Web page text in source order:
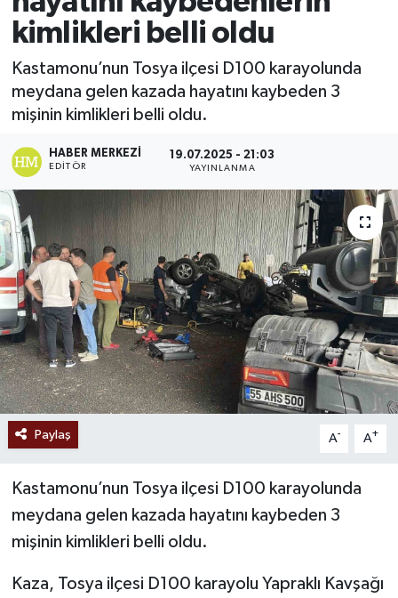
kimlikleri belli oldu
Kastamonu’nun Tosya ilçesi D100 karayolunda
meydana gelen kazada hayatını kaybeden 3
mişinin kimlikleri belli oldu.
HABER MERKEZI
EDITÖR
19.07.2025 - 21:03
YAYINLANMA
Paylaş A- A+
Kastamonu’nun Tosya ilçesi D100 karayolunda
meydana gelen kazada hayatını kaybeden 3
mişinin kimlikleri belli oldu.
Kaza, Tosya ilçesi D100 karayolu Yapraklı Kavşağı
Ekonomi
Sağlık
Tokat Haber